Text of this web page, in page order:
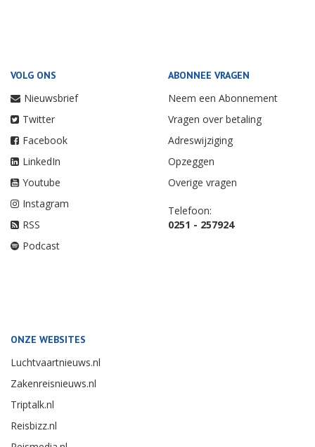
VOLG ONS
Nieuwsbrief
Twitter
Facebook
LinkedIn
Youtube
Instagram
RSS
Podcast
ABONNEE VRAGEN
Neem een Abonnement
Vragen over betaling
Adreswijziging
Opzeggen
Overige vragen
Telefoon:
0251 - 257924
ONZE WEBSITES
Luchtvaartnieuws.nl
Zakenreisnieuws.nl
Triptalk.nl
Reisbizz.nl